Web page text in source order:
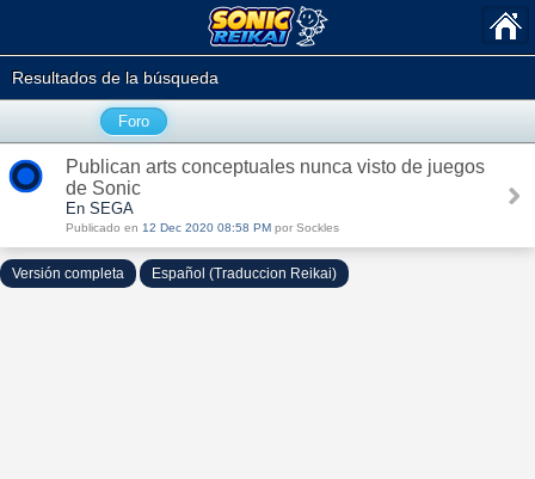
Resultados de la búsqueda
Foro
Publican arts conceptuales nunca visto de juegos
de Sonic
En SEGA
Publicado en 12 Dec 2020 08:58 PM por Sockles
Versión completa Español (Traduccion Reikai)